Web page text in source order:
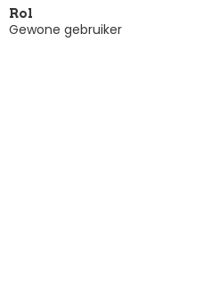
Rol
Gewone gebruiker